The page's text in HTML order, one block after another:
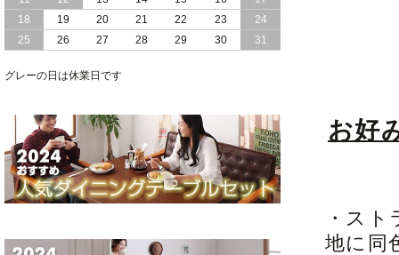
お好
・ス
地に同
2024/04/25
日本製 収納 跳ね上げ式 リフトアップ
ベッド 縦開き ヘッドボード 組立設置サ
18
19 20 21 22 23
24
25
26 27 28 29 30 31
グレーの日は休業日です